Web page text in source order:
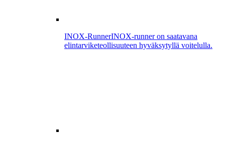
INOX-RunnerINOX-runner on saatavana
elintarviketeollisuuteen hyväksytyllä voitelulla.